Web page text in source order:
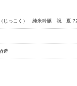
じっこく） 純米吟醸 祝 夏
造